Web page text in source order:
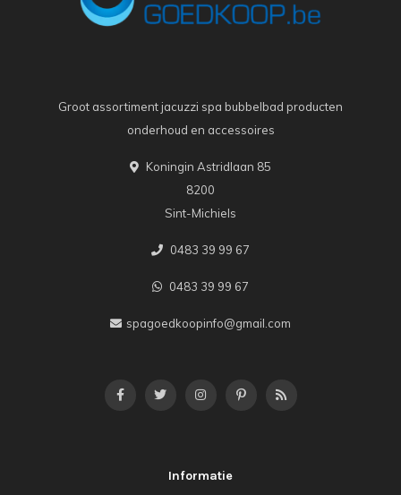
Groot assortiment jacuzzi spa bubbelbad producten
onderhoud en accessoires
Koningin Astridlaan 85
8200
Sint-Michiels
0483 39 99 67
0483 39 99 67
spagoedkoopinfo@gmail.com
Informatie